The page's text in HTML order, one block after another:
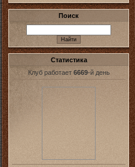
Поиск
Статистика
Клуб работает 6669-й день